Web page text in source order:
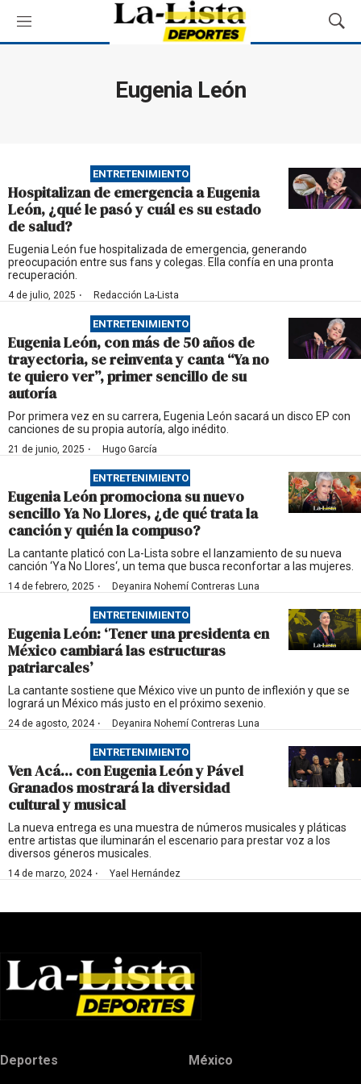
M
e
M
o
ú
s
q
u
Eugenia León
ENTRETENIMIENTO
Hospitalizan de emergencia a Eugenia
León, ¿qué le pasó y cuál es su estado
de salud?
Eugenia León fue hospitalizada de emergencia, generando
preocupación entre sus fans y colegas. Ella confía en una pronta
recuperación.
4 de julio, 2025 · Redacción La-Lista
ENTRETENIMIENTO
Eugenia León, con más de 50 años de
trayectoria, se reinventa y canta “Ya no
te quiero ver”, primer sencillo de su
autoría
Por primera vez en su carrera, Eugenia León sacará un disco EP con
canciones de su propia autoría, algo inédito.
21 de junio, 2025 · Hugo García
ENTRETENIMIENTO
Eugenia León promociona su nuevo
sencillo Ya No Llores, ¿de qué trata la
canción y quién la compuso?
La cantante platicó con La-Lista sobre el lanzamiento de su nueva
canción ‘Ya No Llores‘, un tema que busca reconfortar a las mujeres.
14 de febrero, 2025 · Deyanira Nohemí Contreras Luna
ENTRETENIMIENTO
Eugenia León: ‘Tener una presidenta en
México cambiará las estructuras
patriarcales’
La cantante sostiene que México vive un punto de inflexión y que se
logrará un México más justo en el próximo sexenio.
24 de agosto, 2024· Deyanira Nohemí Contreras Luna
ENTRETENIMIENTO
Ven Acá... con Eugenia León y Pável
Granados mostrará la diversidad
cultural y musical
La nueva entrega es una muestra de números musicales y pláticas
entre artistas que iluminarán el escenario para prestar voz a los
diversos géneros musicales.
14 de marzo, 2024· Yael Hernández
Deportes México